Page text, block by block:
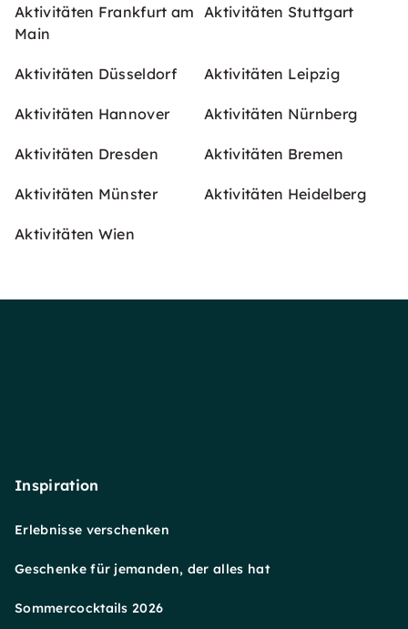
Aktivitäten Frankfurt am
Main
Aktivitäten Stuttgart
Aktivitäten Düsseldorf Aktivitäten Leipzig
Aktivitäten Hannover Aktivitäten Nürnberg
Aktivitäten Dresden Aktivitäten Bremen
Aktivitäten Münster Aktivitäten Heidelberg
Aktivitäten Wien
Inspiration
Erlebnisse verschenken
Geschenke für jemanden, der alles hat
Sommercocktails 2026